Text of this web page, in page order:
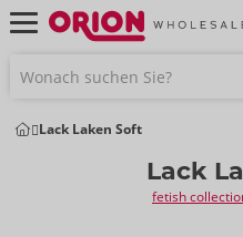
Lack Laken Soft
Lack
fetish